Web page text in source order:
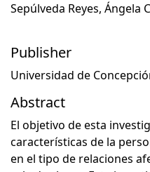
Sepúlveda Reyes, Ángela
Publisher
Universidad de
Abstract
El objetivo de esta
características de la
en el tipo de relaciones